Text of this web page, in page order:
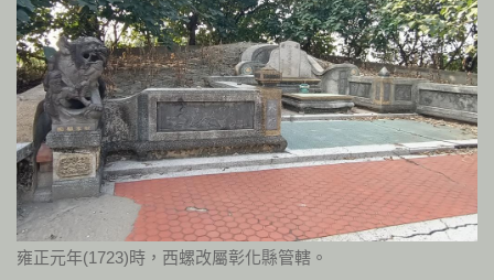
雍正元年(1723)時，西螺改屬彰化縣管轄。